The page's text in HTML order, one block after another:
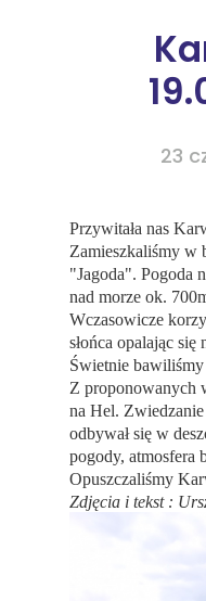
23
Przywitała nas
Zamieszkaliśmy w
"Jagoda". Pogoda
nad morze ok.
Wczasowicze
słońca opalając się
Świetnie
Z proponowanych
na Hel.
odbywał się w
pogody, atmosfera
Opuszczaliśmy
Zdjęcia i tekst :